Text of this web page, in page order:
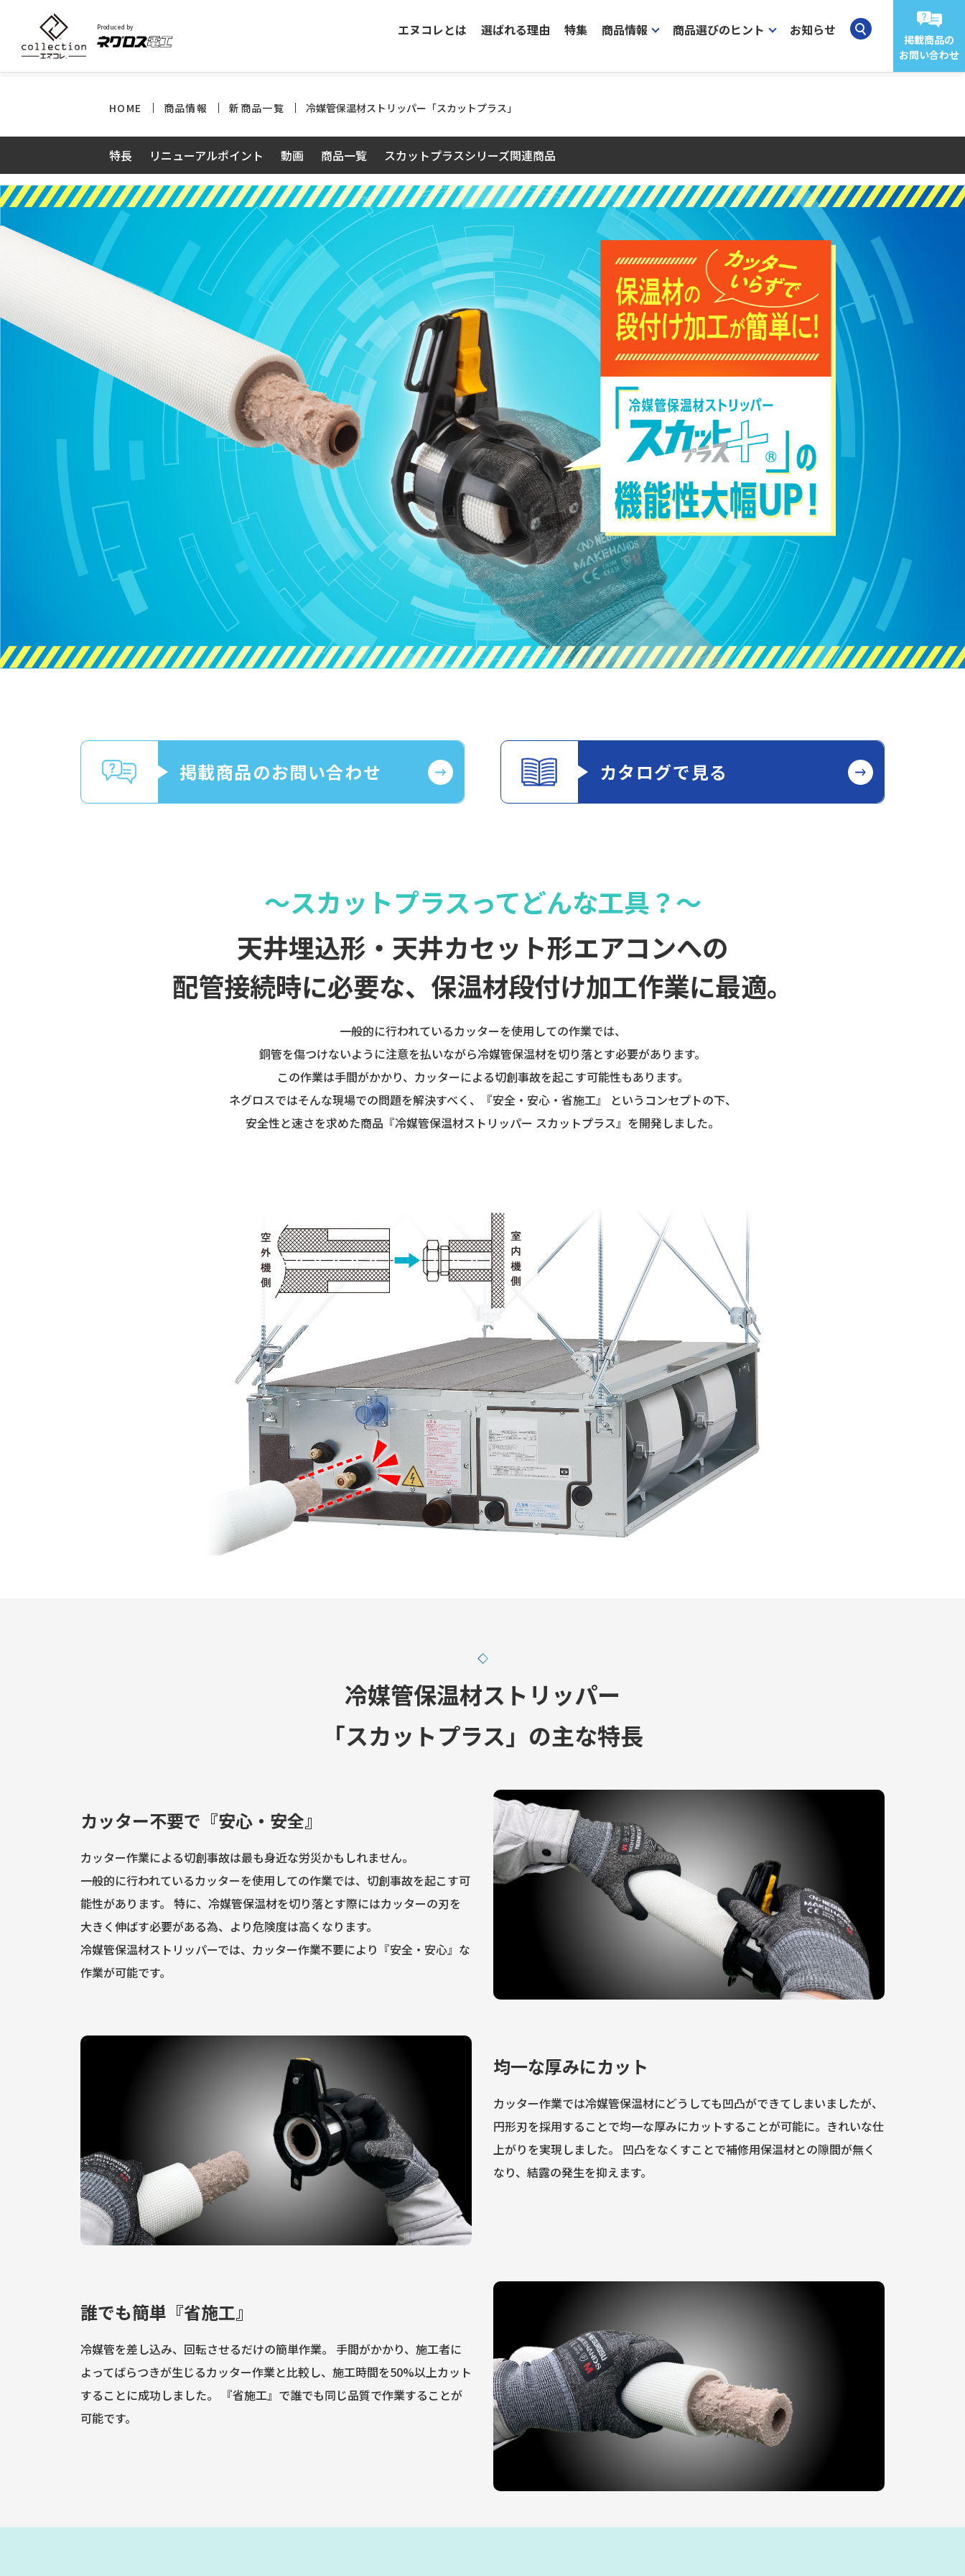
Produced by エヌコレとは 選ばれる理由 特集 商品情報 商品選びのヒント お知らせ
掲載商品の
お問い合わせ
HOME 商品情報 新商品一覧 冷媒管保温材ストリッパー「スカットプラス」
特長 リニューアルポイント 動画 商品一覧 スカットプラスシリーズ関連商品
掲載商品のお問い合わせ カタログで見る
〜スカットプラスってどんな工具？〜
天井埋込形・天井カセット形エアコンへの
配管接続時に必要な、保温材段付け加工作業に最適。
一般的に行われているカッターを使用しての作業では、
銅管を傷つけないように注意を払いながら冷媒管保温材を切り落とす必要があります。
この作業は手間がかかり、カッターによる切創事故を起こす可能性もあります。
ネグロスではそんな現場での問題を解決すべく、『安全・安心・省施工』 というコンセプトの下、
安全性と速さを求めた商品『冷媒管保温材ストリッパー スカットプラス』を開発しました。
冷媒管保温材ストリッパー
「スカットプラス」の主な特長
カッター不要で『安心・安全』
カッター作業による切創事故は最も身近な労災かもしれません。
一般的に行われているカッターを使用しての作業では、切創事故を起こす可
能性があります。 特に、冷媒管保温材を切り落とす際にはカッターの刃を
大きく伸ばす必要がある為、より危険度は高くなります。
冷媒管保温材ストリッパーでは、カッター作業不要により『安全・安心』な
作業が可能です。
均一な厚みにカット
カッター作業では冷媒管保温材にどうしても凹凸ができてしまいましたが、
円形刃を採用することで均一な厚みにカットすることが可能に。きれいな仕
上がりを実現しました。 凹凸をなくすことで補修用保温材との隙間が無く
なり、結露の発生を抑えます。
誰でも簡単『省施工』
冷媒管を差し込み、回転させるだけの簡単作業。 手間がかかり、施工者に
よってばらつきが生じるカッター作業と比較し、施工時間を50%以上カット
することに成功しました。 『省施工』で誰でも同じ品質で作業することが
可能です。